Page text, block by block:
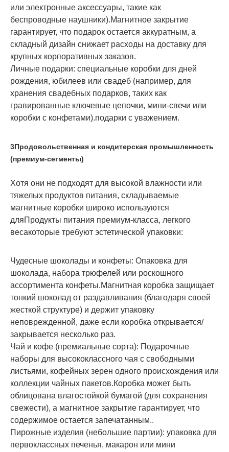
или электронные аксессуары, такие как
беспроводные наушники).Магнитное закрытие
гарантирует, что подарок остается аккуратным, а
складный дизайн снижает расходы на доставку для
крупных корпоративных заказов.
Личные подарки: специальные коробки для дней
рождения, юбилеев или свадеб (например, для
хранения свадебных подарков, таких как
гравированные ключевые цепочки, мини-свечи или
коробки с конфетами).подарки с уважением.
3Продовольственная и кондитерская промышленность
(премиум-сегменты)
Хотя они не подходят для высокой влажности или
тяжелых продуктов питания, складываемые
магнитные коробки широко используются
дляПродукты питания премиум-класса, легкого
весакоторые требуют эстетической упаковки:
Чудесные шоколады и конфеты: Опаковка для
шоколада, набора трюфелей или роскошного
ассортимента конфеты.Магнитная коробка защищает
тонкий шоколад от раздавливания (благодаря своей
жесткой структуре) и держит упаковку
неповрежденной, даже если коробка открывается/
закрывается несколько раз.
Чай и кофе (премиальные сорта): Подарочные
наборы для высококлассного чая с свободными
листьями, кофейных зерен одного происхождения или
коллекции чайных пакетов.Коробка может быть
облицована влагостойкой бумагой (для сохранения
свежести), а магнитное закрытие гарантирует, что
содержимое остается запечатанным..
Пирожные изделия (небольшие партии): упаковка для
первоклассных печенья, макарон или мини